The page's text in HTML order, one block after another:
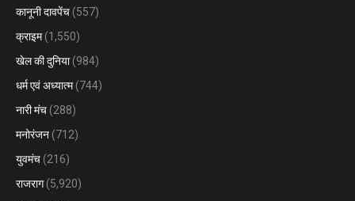
कानूनी दावपेंच (557)
क्राइम(1,550)
खेल की दुनिया(984)
धर्म एवं अध्यात्म(744)
नारी मंच (288)
मनोरंजन (712)
युवमंच (216)
राजराग(5,920)